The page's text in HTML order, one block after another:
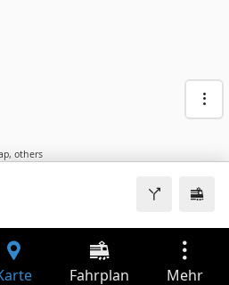
, others
Fahrplan Mehr